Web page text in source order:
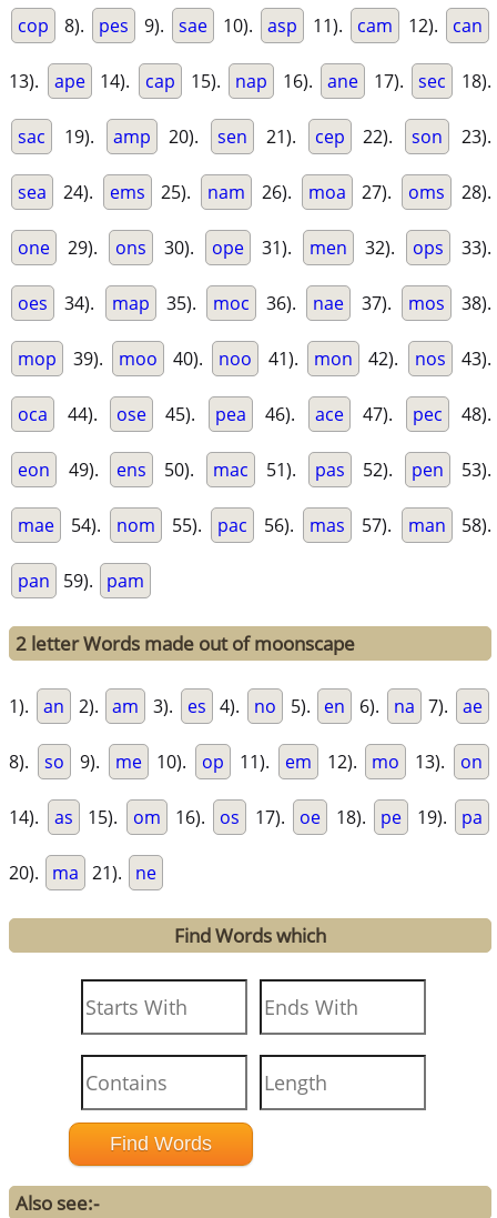
cop 8). pes 9). sae 10). asp 11). cam 12). can
13). ape 14). cap 15). nap 16). ane 17). sec 18).
sac 19). amp 20). sen 21). cep 22). son 23).
sea 24). ems 25). nam 26). moa 27). oms 28).
one 29). ons 30). ope 31). men 32). ops 33).
oes 34). map 35). moc 36). nae 37). mos 38).
mop 39). moo 40). noo 41). mon 42). nos 43).
oca 44). ose 45). pea 46). ace 47). pec 48).
eon 49). ens 50). mac 51). pas 52). pen 53).
mae 54). nom 55). pac 56). mas 57). man 58).
pan 59). pam
2 letter Words made out of moonscape
1). an 2). am 3). es 4). no 5). en 6). na 7). ae
8). so 9). me 10). op 11). em 12). mo 13). on
14). as 15). om 16). os 17). oe 18). pe 19). pa
20). ma 21). ne
Find Words which
Also see:-